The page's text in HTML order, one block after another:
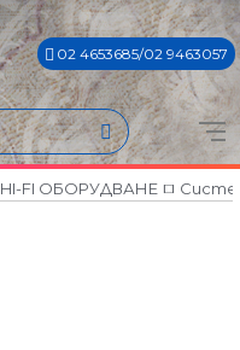
02 4653685/02 9463057
HI-FI ОБОРУДВАНЕ